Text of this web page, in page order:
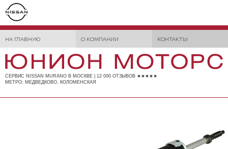
НА ГЛАВНУЮ О КОМПАНИИ КОНТАКТЫ
СЕРВИС NISSAN MURANO В МОСКВЕ | 12 000 ОТЗЫВОВ ★★★★★
МЕТРО: МЕДВЕДКОВО, КОЛОМЕНСКАЯ